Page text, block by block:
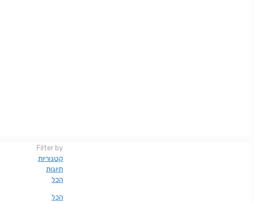
Filter by
קטגוריות
תיוגות
הכל
הכל